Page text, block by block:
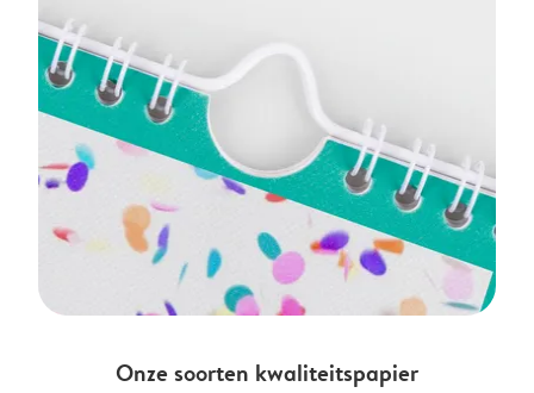
Onze soorten kwaliteitspapier